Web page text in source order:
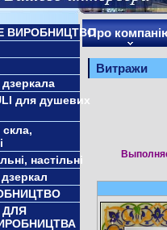
ВИРОБНИЦТВО
для душевих
настільні
Про
Витражи